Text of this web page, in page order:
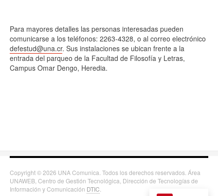
Para mayores detalles las personas interesadas pueden
comunicarse a los teléfonos: 2263-4328, o al correo electrónico
defestud@una.cr. Sus instalaciones se ubican frente a la
entrada del parqueo de la Facultad de Filosofía y Letras,
Campus Omar Dengo, Heredia.
Copyright © 2026 UNA Comunica. Todos los derechos reservados. Área
UNAWEB, Centro de Gestión Tecnológica, Dirección de Tecnologías de
Información y Comunicación DTIC